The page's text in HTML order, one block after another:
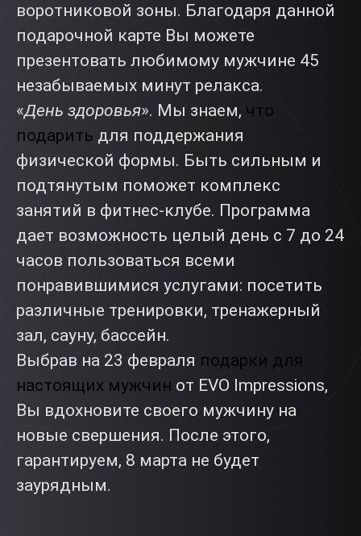
воротниковой зоны. Благодаря данной
подарочной карте Вы можете
презентовать любимому мужчине 45
незабываемых минут релакса.
«День здоровья». Мы знаем, что
подарить для поддержания
физической формы. Быть сильным и
подтянутым поможет комплекс
занятий в фитнес-клубе. Программа
дает возможность целый день с 7 до 24
часов пользоваться всеми
понравившимися услугами: посетить
различные тренировки, тренажерный
зал, сауну, бассейн.
Выбрав на 23 февраля подарки для
настоящих мужчин от EVO Impressions,
Вы вдохновите своего мужчину на
новые свершения. После этого,
гарантируем, 8 марта не будет
заурядным.